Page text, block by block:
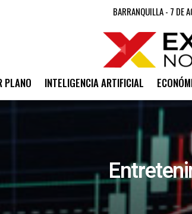
BARRANQUILLA - 7 DE
PLANO INTELIGENCIA ARTIFICIAL